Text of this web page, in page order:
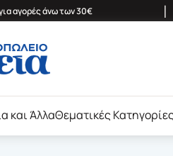
αγορές άνω των 30€ |
και ΆλλαΘεματικές